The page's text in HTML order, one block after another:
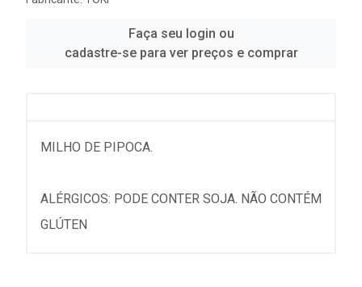
Faça seu login ou
cadastre-se para ver preços e comprar
MILHO DE PIPOCA.
ALÉRGICOS: PODE CONTER SOJA. NÃO CONTÉM
GLÚTEN